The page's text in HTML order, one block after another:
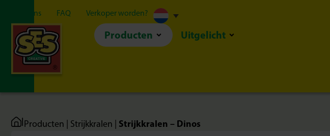
Over ons FAQ Verkoper worden?
Producten Uitgelicht
|Producten Strijkkralen Strijkkralen – Dinos